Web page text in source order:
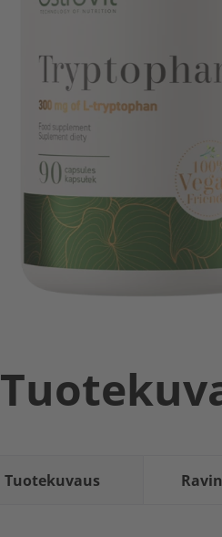
Tuotekuvaus